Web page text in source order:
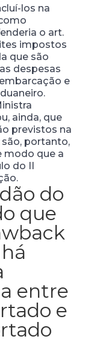
los na
o art.
impostos
que são
despesas
e
ainda, que
previstos na
são, portanto,
modo que a
do II
do
que
entre
e